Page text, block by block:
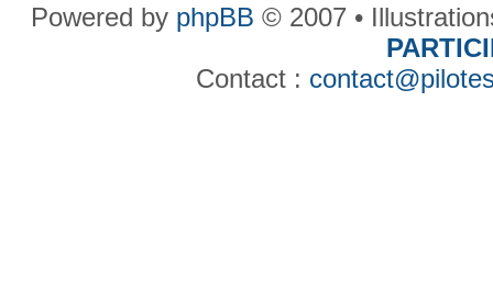
Powered by phpBB © 2007 •
Contact :